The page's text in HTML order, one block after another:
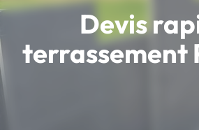
Devis
terrassement